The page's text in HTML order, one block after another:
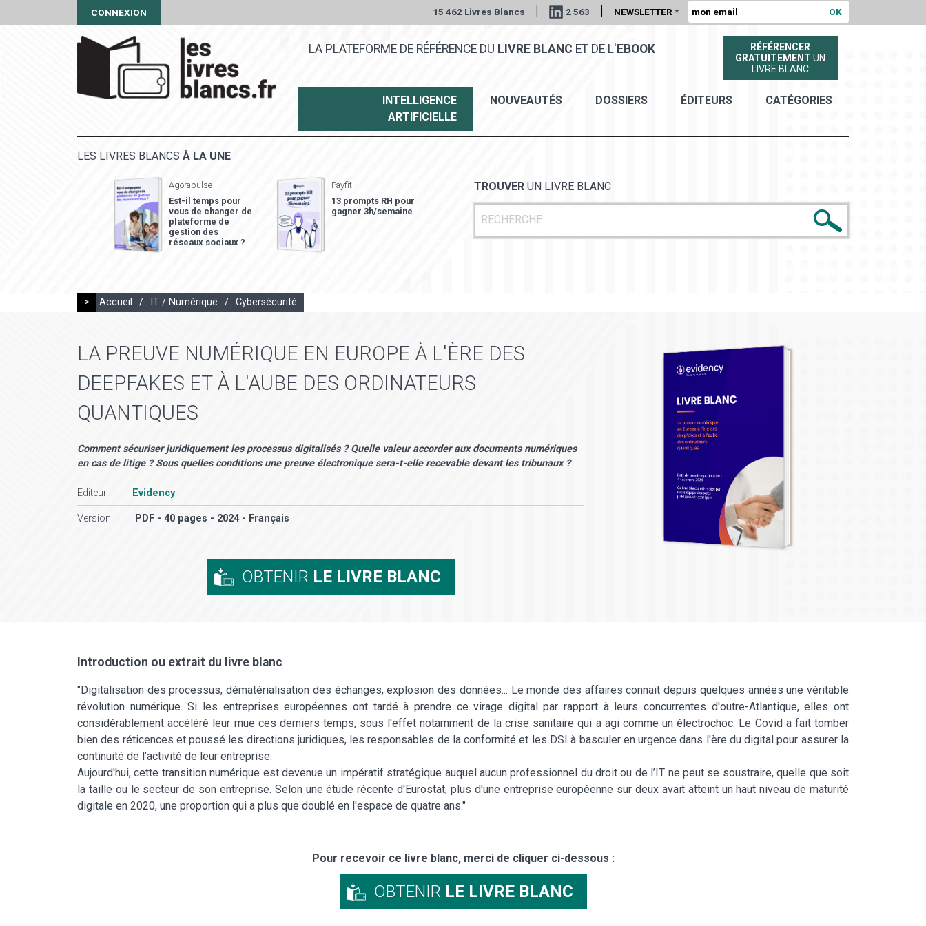
CONNEXION 15 462 Livres Blancs | 2 563 | NEWSLETTER *
LA PLATEFORME DE RÉFÉRENCE DU LIVRE BLANC ET DE L' EBOOK
RÉFÉRENCER
GRATUITEMENT UN
LIVRE BLANC
INTELLIGENCE
ARTIFICIELLE
NOUVEAUTÉS DOSSIERS ÉDITEURS CATÉGORIES
LES LIVRES BLANCS À LA UNE
Agorapulse
Est-il temps pour
vous de changer de
plateforme de
gestion des
réseaux sociaux ?
Payfit
13 prompts RH pour
gagner 3h/semaine
TROUVER UN LIVRE BLANC
> Accueil / IT / Numérique / Cybersécurité
LA PREUVE NUMÉRIQUE EN EUROPE À L'ÈRE DES
DEEPFAKES ET À L'AUBE DES ORDINATEURS
QUANTIQUES
Comment sécuriser juridiquement les processus digitalisés ? Quelle valeur accorder aux documents numériques
en cas de litige ? Sous quelles conditions une preuve électronique sera-t-elle recevable devant les tribunaux ?
Editeur Evidency
Version PDF - 40 pages - 2024 - Français
OBTENIR LE LIVRE BLANC
Introduction ou extrait du livre blanc
"Digitalisation des processus, dématérialisation des échanges, explosion des données... Le monde des affaires connait depuis quelques années une véritable
révolution numérique. Si les entreprises européennes ont tardé à prendre ce virage digital par rapport à leurs concurrentes d'outre-Atlantique, elles ont
considérablement accéléré leur mue ces derniers temps, sous l'effet notamment de la crise sanitaire qui a agi comme un électrochoc. Le Covid a fait tomber
bien des réticences et poussé les directions juridiques, les responsables de la conformité et les DSI à basculer en urgence dans l'ère du digital pour assurer la
continuité de l’activité de leur entreprise.
Aujourd'hui, cette transition numérique est devenue un impératif stratégique auquel aucun professionnel du droit ou de l’IT ne peut se soustraire, quelle que soit
la taille ou le secteur de son entreprise. Selon une étude récente d'Eurostat, plus d'une entreprise européenne sur deux avait atteint un haut niveau de maturité
digitale en 2020, une proportion qui a plus que doublé en l'espace de quatre ans."
Pour recevoir ce livre blanc, merci de cliquer ci-dessous :
OBTENIR LE LIVRE BLANC